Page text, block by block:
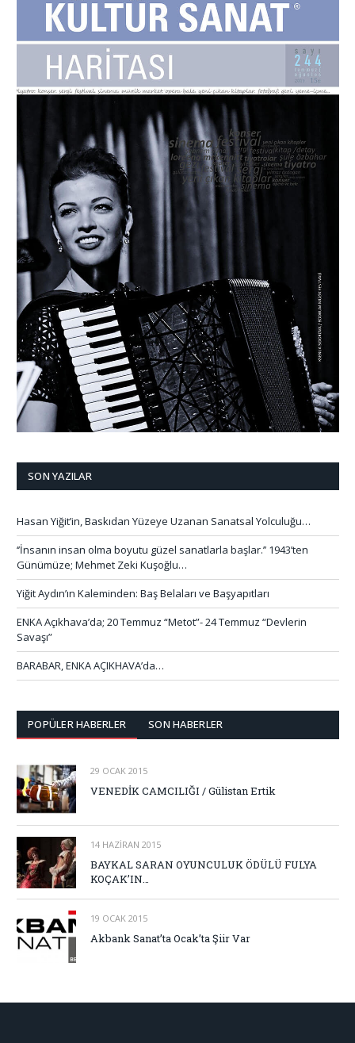
SON YAZILAR
Hasan Yiğit’in, Baskıdan Yüzeye Uzanan Sanatsal Yolculuğu…
‘’İnsanın insan olma boyutu güzel sanatlarla başlar.’’ 1943’ten
Günümüze; Mehmet Zeki Kuşoğlu…
Yiğit Aydın’ın Kaleminden: Baş Belaları ve Başyapıtları
ENKA Açıkhava’da; 20 Temmuz “Metot”- 24 Temmuz “Devlerin
Savaşı”
BARABAR, ENKA AÇIKHAVA’da…
POPÜLER HABERLER SON HABERLER
29 OCAK 2015
VENEDİK CAMCILIĞI / Gülistan Ertik
14 HAZIRAN 2015
BAYKAL SARAN OYUNCULUK ÖDÜLÜ FULYA
KOÇAK’IN…
19 OCAK 2015
Akbank Sanat’ta Ocak’ta Şiir Var